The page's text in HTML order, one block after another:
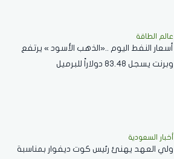
عالم الطاقة
أسعار النفط اليوم ..«الذهب الأسود » يرتفع
وبرنت يسجل 83.48 دولاراً للبرميل
أخبار السعودية
ولي العهد يهنئ رئيس كوت ديفوار بمناسبة